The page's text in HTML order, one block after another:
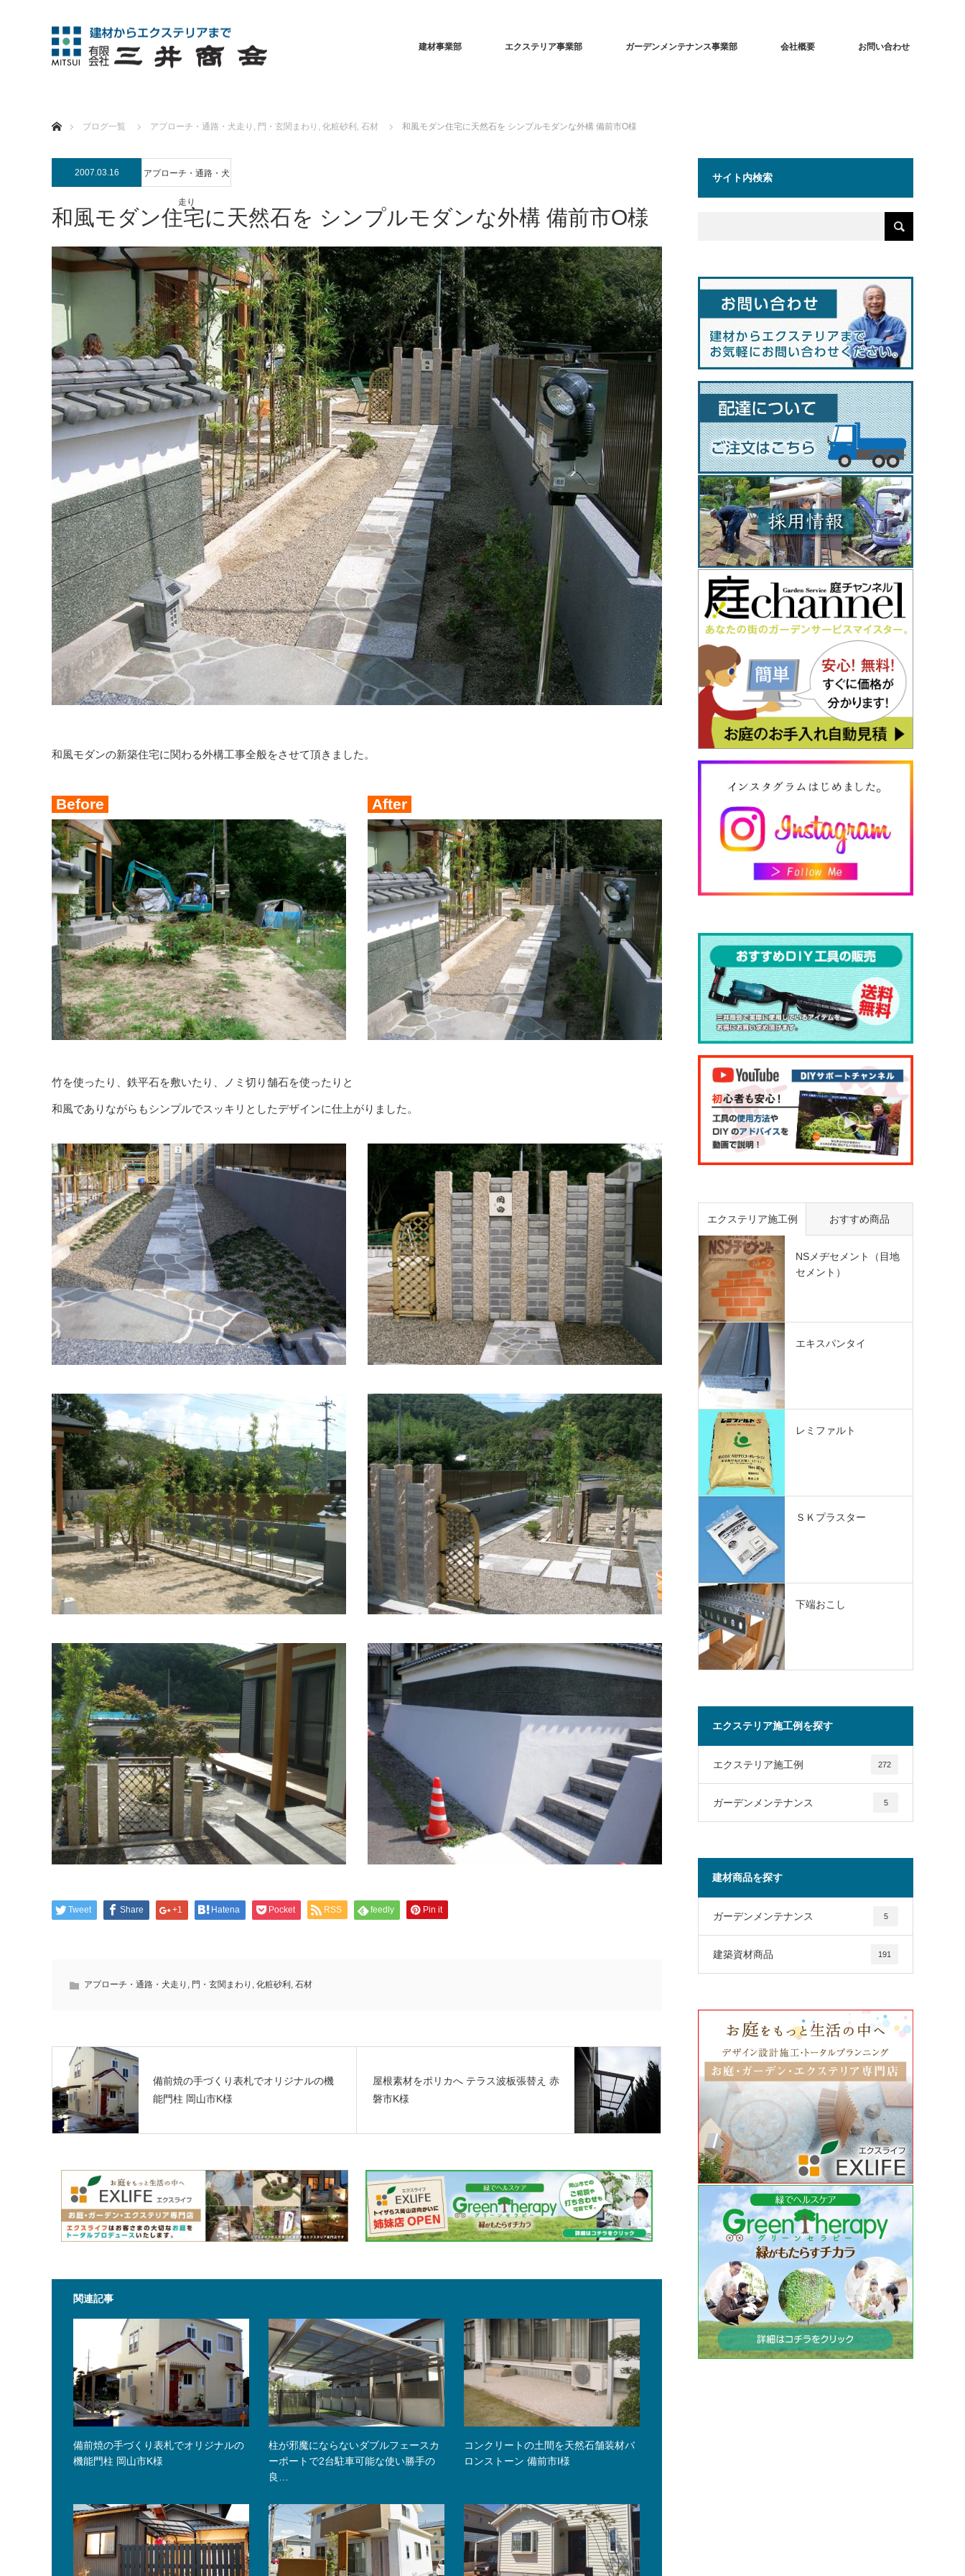
建材事業部 エクステリア事業部 ガーデンメンテナンス事業部 会社概要 お問い合わせ
ブログ一覧
アプローチ・通路・犬走り , 門・玄関まわり , 化粧砂利 , 石材 和風モダン住宅に天然石を シンプルモダンな外構 備前市O様
2007.03.16 アプローチ・通路・犬
走り
和風モダン住宅に天然石を シンプルモダンな外構 備前市O様
和風モダンの新築住宅に関わる外構工事全般をさせて頂きました。
Before After
竹を使ったり、鉄平石を敷いたり、ノミ切り舗石を使ったりと
和風でありながらもシンプルでスッキリとしたデザインに仕上がりました。
Tweet Share +1 Hatena Pocket RSS feedly Pin it
アプローチ・通路・犬走り 門・玄関まわり 化粧砂利 石材
備前焼の手づくり表札でオリジナルの機
能門柱 岡山市K様
屋根素材をポリカへ テラス波板張替え 赤
磐市K様
関連記事
備前焼の手づくり表札でオリジナルの
機能門柱 岡山市K様
柱が邪魔にならないダブルフェースカ
ーポートで2台駐車可能な使い勝手の
良…
コンクリートの土間を天然石舗装材バ
ロンストーン 備前市I様
サイト内検索
エクステリア施工例 おすすめ商品
NSメヂセメント（目地
セメント）
エキスパンタイ
レミファルト
ＳＫプラスター
下端おこし
エクステリア施工例を探す
エクステリア施工例 272
ガーデンメンテナンス 5
建材商品を探す
ガーデンメンテナンス 5
建築資材商品 191